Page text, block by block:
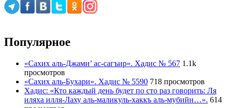
Популярное
«Сахих аль-Джами’ ас-сагъир». Хадис № 567 1.1k
просмотров
«Сахих аль-Бухари». Хадис № 5590 718 просмотров
Хадис: «Кто каждый день будет по сто раз говорить: Ля
иляха илля-Лаху аль-маликуль-хаккъ аль-мубийн…». 614